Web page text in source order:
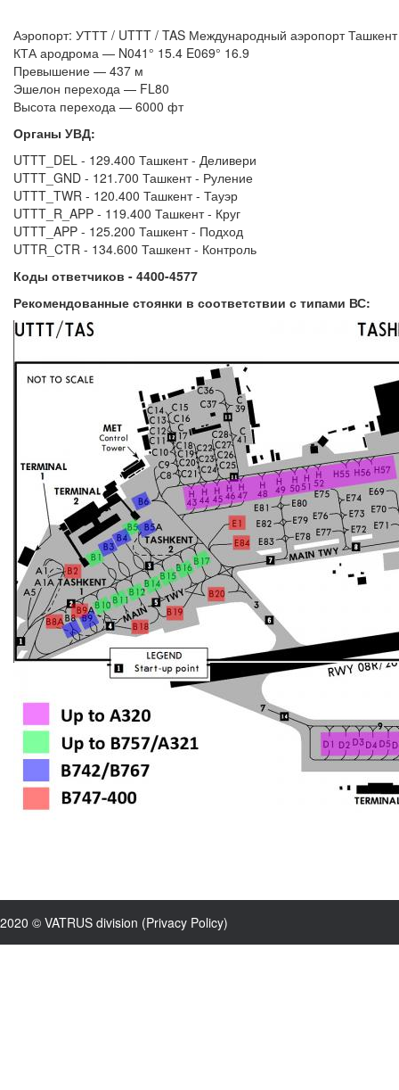
Аэропорт: УТТТ / UTTT / TAS Международный аэропорт
КТА ародрома — N041° 15.4 E069° 16.9
Превышение — 437 м
Эшелон перехода — FL80
Высота перехода — 6000 фт
Органы УВД:
UTTT_DEL - 129.400 Ташкент - Деливери
UTTT_GND - 121.700 Ташкент - Руление
UTTT_TWR - 120.400 Ташкент - Тауэр
UTTT_R_APP - 119.400 Ташкент - Круг
UTTT_APP - 125.200 Ташкент - Подход
UTTR_CTR - 134.600 Ташкент - Контроль
Коды ответчиков - 4400-4577
Рекомендованные стоянки в соответствии с типами ВС:
2020 © VATRUS division (Privacy Policy)